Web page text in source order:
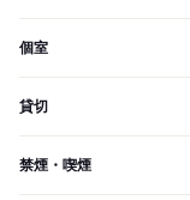
個室
貸切
禁煙・喫煙